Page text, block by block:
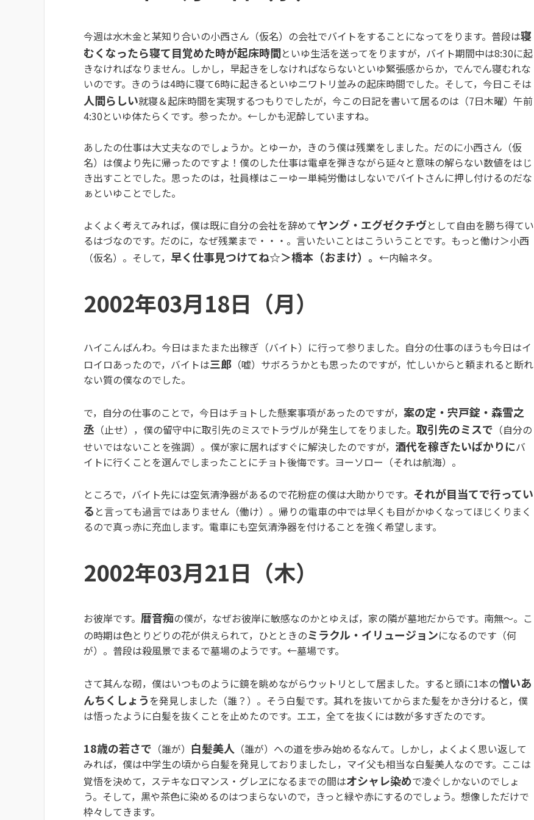
今週は水木金と某知り合いの小西さん（仮名）の会社でバイトをすることになってをります。普段は寝
むくなったら寝て目覚めた時が起床時間といゆ生活を送ってをりますが，バイト期間中は8:30に起
きなければなりません。しかし，早起きをしなければならないといゆ緊張感からか，でんでん寝むれな
いのです。きのうは4時に寝て6時に起きるといゆニワトリ並みの起床時間でした。そして，今日こそは
人間らしい就寝＆起床時間を実現するつもりでしたが，今この日記を書いて居るのは（7日木曜）午前
4:30といゆ体たらくです。参ったか。←しかも泥酔していますね。
あしたの仕事は大丈夫なのでしょうか。とゆーか，きのう僕は残業をしました。だのに小西さん（仮
名）は僕より先に帰ったのですよ！僕のした仕事は電卓を弾きながら延々と意味の解らない数値をはじ
き出すことでした。思ったのは，社員様はこーゆー単純労働はしないでバイトさんに押し付けるのだな
ぁといゆことでした。
よくよく考えてみれば，僕は既に自分の会社を辞めてヤング・エグゼクチヴとして自由を勝ち得てい
るはづなのです。だのに，なぜ残業まで・・・。言いたいことはこういうことです。もっと働け＞小西
（仮名）。そして， 早く仕事見つけてね☆＞橋本（おまけ）。 ←内輪ネタ。
2002年03月18日（月）
ハイこんばんわ。今日はまたまた出稼ぎ（バイト）に行って参りました。自分の仕事のほうも今日はイ
ロイロあったので，バイトは三郎 （嘘）サボろうかとも思ったのですが，忙しいからと頼まれると断れ
ない質の僕なのでした。
で，自分の仕事のことで，今日はチョトした懸案事項があったのですが， 案の定・宍戸錠・森雪之
丞 （止せ），僕の留守中に取引先のミスでトラヴルが発生してをりました。 取引先のミスで （自分の
せいではないことを強調）。僕が家に居ればすぐに解決したのですが， 酒代を稼ぎたいばかりにバ
イトに行くことを選んでしまったことにチョト後悔です。ヨーソロー（それは航海）。
ところで，バイト先には空気清浄器があるので花粉症の僕は大助かりです。 それが目当てで行ってい
る と言っても過言ではありません（働け）。帰りの電車の中では早くも目がかゆくなってほじくりまく
るので真っ赤に充血します。電車にも空気清浄器を付けることを強く希望します。
2002年03月21日（木）
お彼岸です。 暦音痴の僕が，なぜお彼岸に敏感なのかとゆえば，家の隣が墓地だからです。南無〜。こ
の時期は色とりどりの花が供えられて，ひとときのミラクル・イリュージョンになるのです（何
が）。普段は殺風景でまるで墓場のようです。←墓場です。
さて其んな砌，僕はいつものように鏡を眺めながらウットリとして居ました。すると頭に1本の憎いあ
んちくしょう を発見しました（誰？）。そう白髪です。其れを抜いてからまた髪をかき分けると，僕
は悟ったように白髪を抜くことを止めたのです。エエ，全てを抜くには数が多すぎたのです。
18歳の若さで （誰が） 白髪美人 （誰が）への道を歩み始めるなんて。しかし，よくよく思い返して
みれば，僕は中学生の頃から白髪を発見しておりましたし，マイ父も相当な白髪美人なのです。ここは
覚悟を決めて，ステキなロマンス・グレヱになるまでの間はオシャレ染めで凌ぐしかないのでしょ
う。そして，黒や茶色に染めるのはつまらないので，きっと緑や赤にするのでしょう。想像しただけで
枠々してきます。